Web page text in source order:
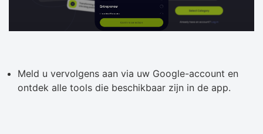
Meld u vervolgens aan via uw Google-account en
ontdek alle tools die beschikbaar zijn in de app.